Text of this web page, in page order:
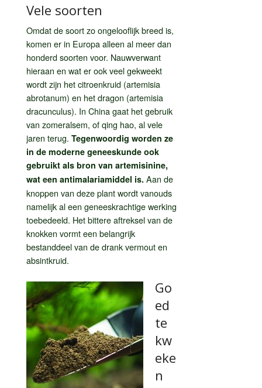
Vele soorten
Omdat de soort zo ongelooflijk breed is,
komen er in Europa alleen al meer dan
honderd soorten voor. Nauwverwant
hieraan en wat er ook veel gekweekt
wordt zijn het citroenkruid (artemisia
abrotanum) en het dragon (artemisia
dracunculus). In China gaat het gebruik
van zomeralsem, of qing hao, al vele
jaren terug. Tegenwoordig worden ze
in de moderne geneeskunde ook
gebruikt als bron van artemisinine,
wat een antimalariamiddel is. Aan de
knoppen van deze plant wordt vanouds
namelijk al een geneeskrachtige werking
toebedeeld. Het bittere aftreksel van de
knokken vormt een belangrijk
bestanddeel van de drank vermout en
absintkruid.
Go
ed
te
kw
eke
n